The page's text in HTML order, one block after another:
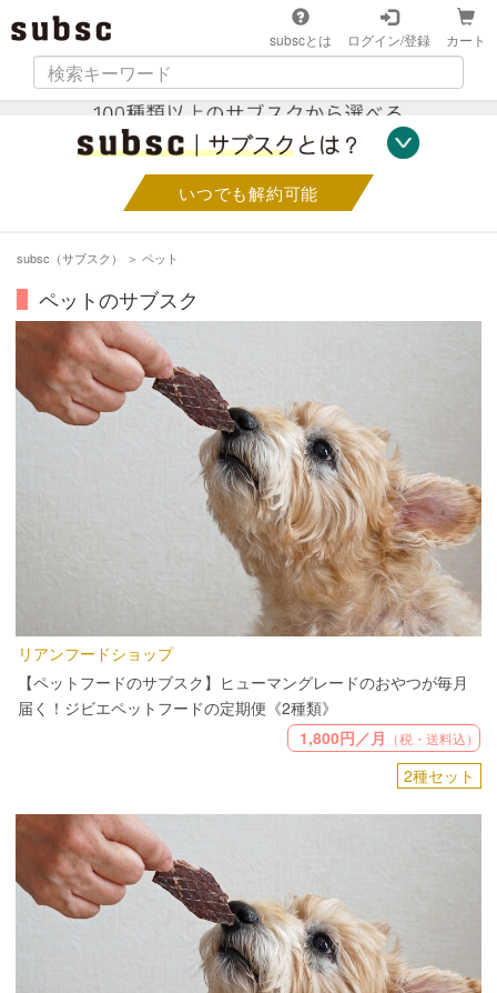
subscとは ログイン/登録 カート
いつでも解約可能
subsc（サブスク） ＞ ペット
ペットのサブスク
リアンフードショップ
【ペットフードのサブスク】ヒューマングレードのおやつが毎月
届く！ジビエペットフードの定期便《2種類》
1,800円／月 （税・送料込）
2種セット